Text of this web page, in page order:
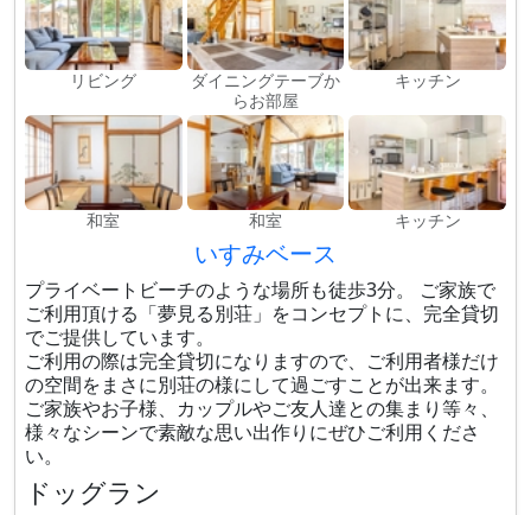
リビング
ダイニングテーブか
らお部屋
キッチン
和室 和室 キッチン
いすみベース
プライベートビーチのような場所も徒歩3分。 ご家族で
ご利用頂ける「夢見る別荘」をコンセプトに、完全貸切
でご提供しています。
ご利用の際は完全貸切になりますので、ご利用者様だけ
の空間をまさに別荘の様にして過ごすことが出来ます。
ご家族やお子様、カップルやご友人達との集まり等々、
様々なシーンで素敵な思い出作りにぜひご利用くださ
い。
ドッグラン